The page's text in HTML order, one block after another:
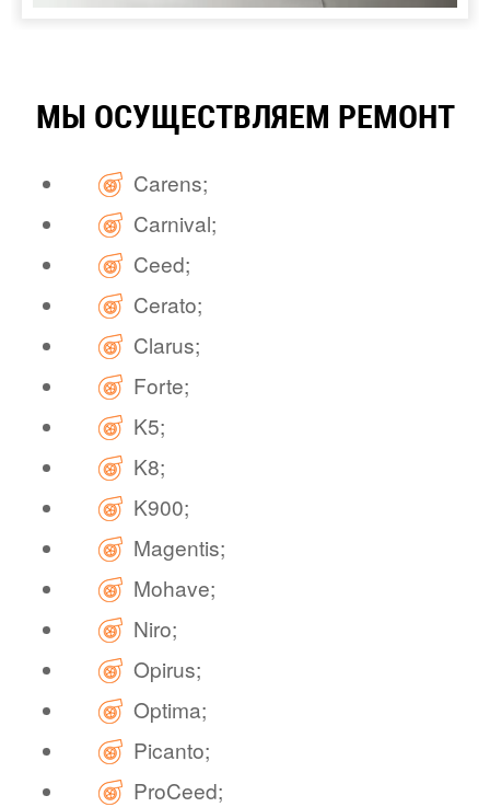
МЫ ОСУЩЕСТВЛЯЕМ РЕМОНТ
Carens;
Carnival;
Ceed;
Cerato;
Clarus;
Forte;
K5;
K8;
K900;
Magentis;
Mohave;
Niro;
Opirus;
Optima;
Picanto;
ProCeed;